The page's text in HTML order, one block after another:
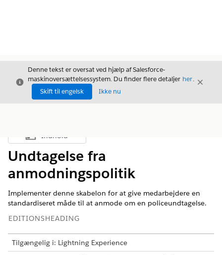
Luk
Denne tekst er oversat ved hjælp af Salesforce-
maskinoversættelsessystem. Du finder flere detaljer her.
Skift til engelsk
Ikke nu
Luk
Vis indholdsfortegnelse
Indhold
Undtagelse fra
anmodningspolitik
Implementer denne skabelon for at give medarbejdere en
standardiseret måde til at anmode om en policeundtagelse.
EDITIONSHEADING
Tilgængelig i: Lightning Experience